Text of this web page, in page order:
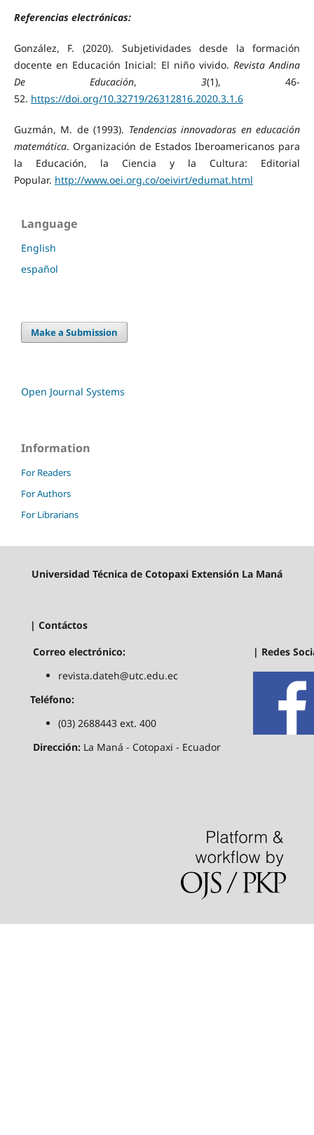
Referencias electrónicas:
González, F. (2020). Subjetividades desde la formación
docente en Educación Inicial: El niño vivido. Revista Andina
De Educación,3(1), 46-
52. https://doi.org/10.32719/26312816.2020.3.1.6
Guzmán, M. de (1993). Tendencias innovadoras en educación
matemática. Organización de Estados Iberoamericanos para
la Educación, la Ciencia y la Cultura: Editorial
Popular. http://www.oei.org.co/oeivirt/edumat.html
Language
English
español
Make a Submission
Open Journal Systems
Information
For Readers
For Authors
For Librarians
Universidad Técnica de Cotopaxi Extensión La Maná
| Contáctos
Correo electrónico:
revista.dateh@utc.edu.ec
Teléfono:
(03) 2688443 ext. 400
Dirección: La Maná - Cotopaxi - Ecuador
| Redes